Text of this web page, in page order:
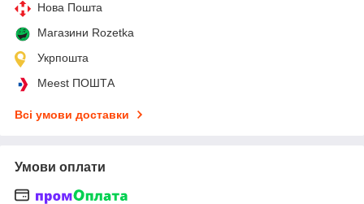
Нова Пошта
Магазини Rozetka
Укрпошта
Meest ПОШТА
Всі умови доставки
Умови оплати